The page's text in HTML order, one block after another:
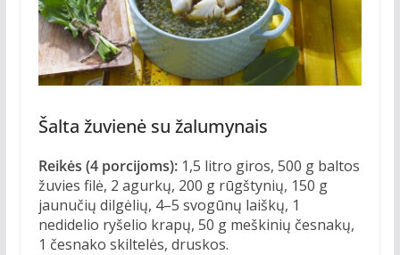
Šalta žuvienė su žalumynais
Reikės (4 porcijoms):1,5 litro giros, 500 g baltos
žuvies filė, 2 agurkų, 200 g rūgštynių, 150 g
jaunučių dilgėlių, 4–5 svogūnų laiškų, 1
nedidelio ryšelio krapų, 50 g meškinių česnakų,
1 česnako skiltelės, druskos.